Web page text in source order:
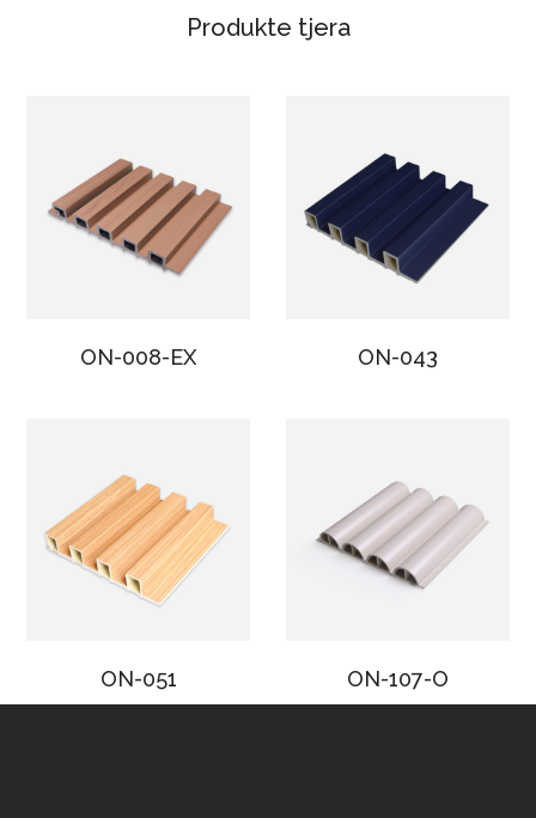
Produkte tjera
ON-008-EX ON-043
ON-051 ON-107-O